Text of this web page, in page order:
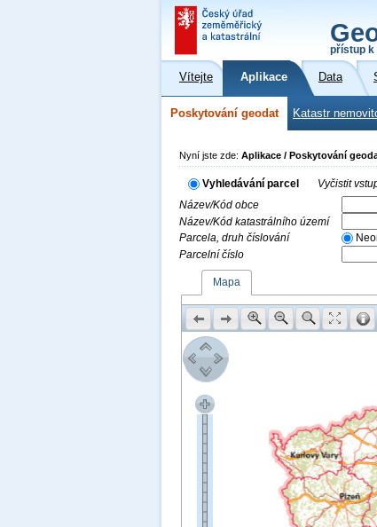
přístup k
Vítejte Aplikace Data
Poskytování geodat Katastr
Nyní jste zde: Aplikace / Poskytování
Vyhledávání parcel
Vyčistit
Název/Kód obce
Název/Kód katastrálního území
Parcela, druh číslování
Parcelní číslo
Mapa